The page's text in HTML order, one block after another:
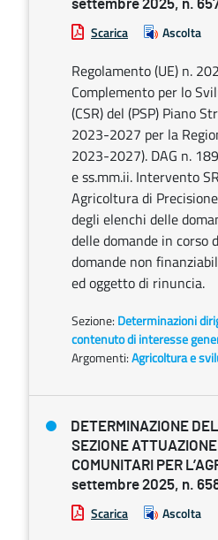
settembre 2025, n.
Scarica Ascolta
Regolamento (UE) n.
Complemento per lo
(CSR) del (PSP) Piano
2023-2027 per la
2023-2027). DAG n.
e ss.mm.ii. Intervento
Agricoltura di
degli elenchi delle
delle domande in corso
domande non
ed oggetto di rinuncia.
Sezione: Determinazioni
contenuto di interesse
Argomenti:Agricoltura e
DETERMINAZIONE
SEZIONE ATTUAZIONE
COMUNITARI PER
settembre 2025, n.
Scarica Ascolta